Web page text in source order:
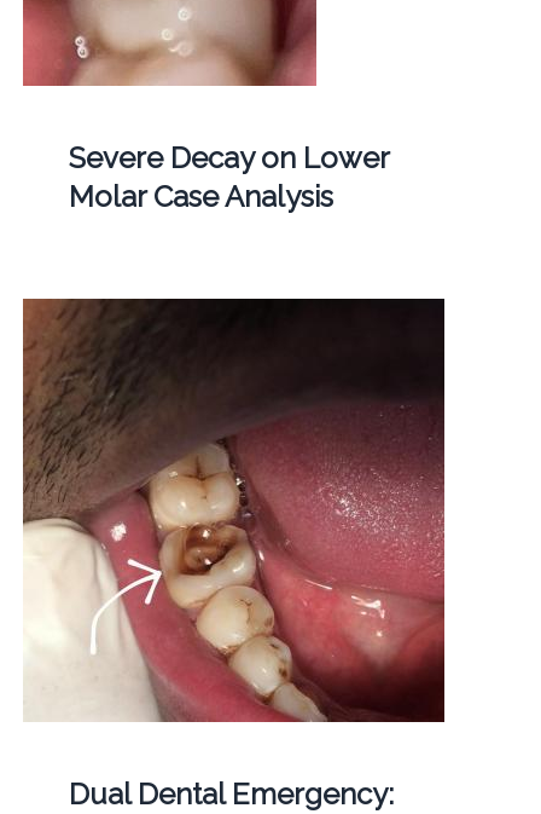
Severe Decay on Lower
Molar Case Analysis
Dual Dental Emergency: